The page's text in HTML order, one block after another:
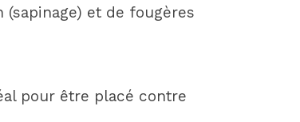
et de fougères
pour être placé contre